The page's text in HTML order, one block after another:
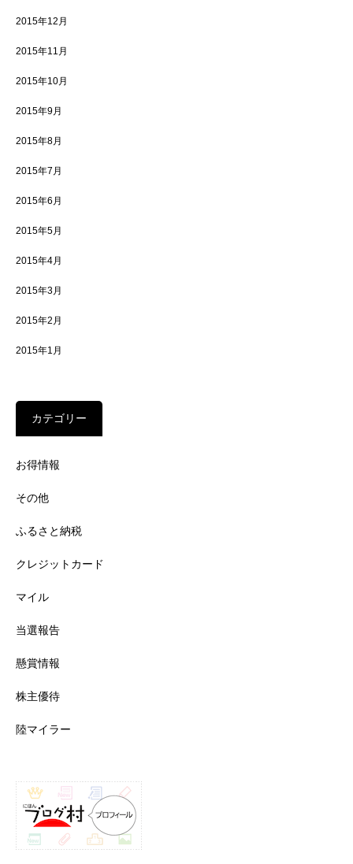
2015年12月
2015年11月
2015年10月
2015年9月
2015年8月
2015年7月
2015年6月
2015年5月
2015年4月
2015年3月
2015年2月
2015年1月
カテゴリー
お得情報
その他
ふるさと納税
クレジットカード
マイル
当選報告
懸賞情報
株主優待
陸マイラー